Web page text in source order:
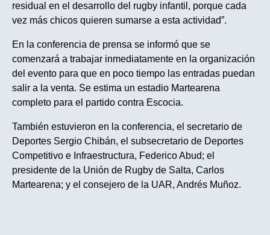
residual en el desarrollo del rugby infantil, porque cada
vez más chicos quieren sumarse a esta actividad”.
En la conferencia de prensa se informó que se
comenzará a trabajar inmediatamente en la organización
del evento para que en poco tiempo las entradas puedan
salir a la venta. Se estima un estadio Martearena
completo para el partido contra Escocia.
También estuvieron en la conferencia, el secretario de
Deportes Sergio Chibán, el subsecretario de Deportes
Competitivo e Infraestructura, Federico Abud; el
presidente de la Unión de Rugby de Salta, Carlos
Martearena; y el consejero de la UAR, Andrés Muñoz.